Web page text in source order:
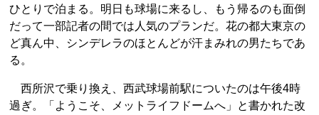
ひとりで泊まる。明日も球場に来るし、もう帰るのも面倒
だって一部記者の間では人気のプランだ。花の都大東京の
ど真ん中、シンデレラのほとんどが汗まみれの男たちであ
る。
西所沢で乗り換え、西武球場前駅についたのは午後4時
過ぎ。「ようこそ、メットライフドームへ」と書かれた改